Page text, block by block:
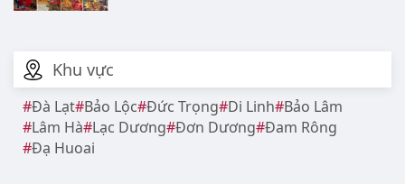
Khu vực
Đà Lạt Bảo Lộc Đức Trọng Di Linh Bảo Lâm
Lâm Hà Lạc Dương Đơn Dương Đam Rông
Đạ Huoai